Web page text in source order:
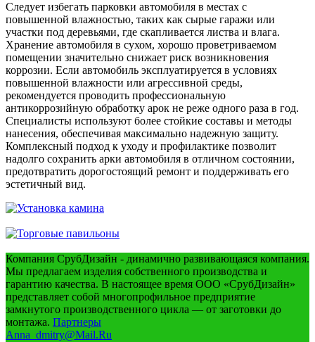
Следует избегать парковки автомобиля в местах с
повышенной влажностью, таких как сырые гаражи или
участки под деревьями, где скапливается листва и влага.
Хранение автомобиля в сухом, хорошо проветриваемом
помещении значительно снижает риск возникновения
коррозии. Если автомобиль эксплуатируется в условиях
повышенной влажности или агрессивной среды,
рекомендуется проводить профессиональную
антикоррозийную обработку арок не реже одного раза в год.
Специалисты используют более стойкие составы и методы
нанесения, обеспечивая максимально надежную защиту.
Комплексный подход к уходу и профилактике позволит
надолго сохранить арки автомобиля в отличном состоянии,
предотвратить дорогостоящий ремонт и поддерживать его
эстетичный вид.
Компания СрубДизайн - динамично развивающаяся компания.
Мы предлагаем изделия собственного производства и
гарантию качества. В настоящее время ООО «СрубДизайн»
представляет собой многопрофильное предприятие
замкнутого производственного цикла — от заготовки до
монтажа. Партнеры
Anna_dmitry@Mail.Ru